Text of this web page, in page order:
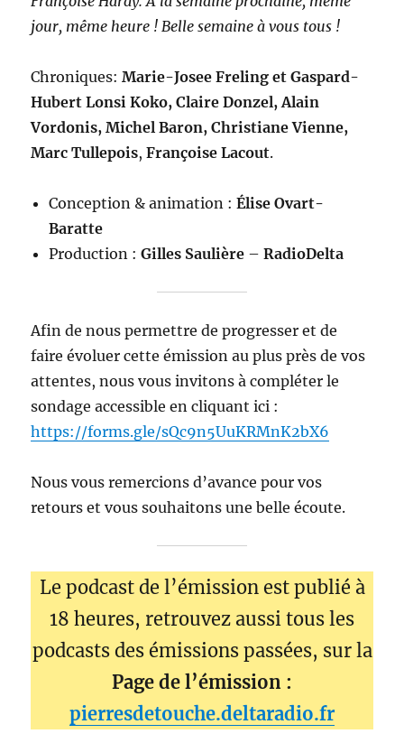
jour, même heure ! Belle semaine à vous tous !
Chroniques:Marie-Josee Freling etGaspard-
Hubert Lonsi Koko,Claire Donzel,Alain
Vordonis,Michel Baron,Christiane Vienne,
Marc Tullepois,Françoise Lacout.
Conception & animation :Élise Ovart-
Baratte
Production :Gilles Saulière –RadioDelta
Afin de nous permettre de progresser et de
faire évoluer cette émission au plus près de vos
attentes, nous vous invitons à compléter le
sondage accessible en cliquant ici :
https://forms.gle/sQc9n5UuKRMnK2bX6
Nous vous remercions d’avance pour vos
retours et vous souhaitons une belle écoute.
Le podcast de l’émission est publié à
18 heures, retrouvez aussi tous les
podcasts des émissions passées, sur la
Page de l’émission :
pierresdetouche.deltaradio.fr